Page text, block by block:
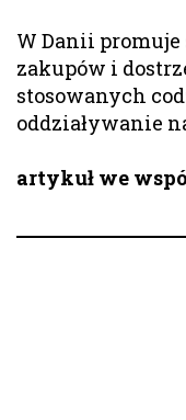
W Danii promuje
zakupów i
stosowanych
oddziaływanie
artykuł we